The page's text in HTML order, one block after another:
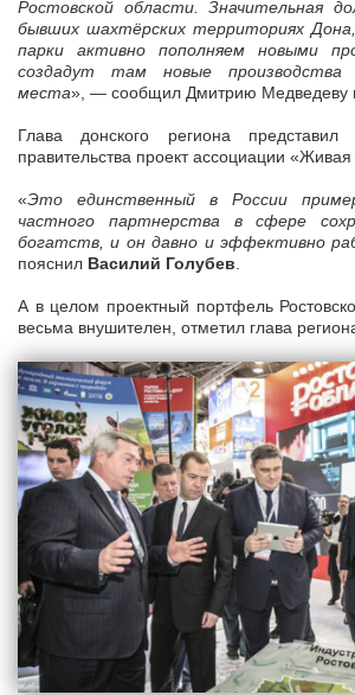
Ростовской области. Значительная
бывших шахтёрских территориях
парки активно пополняем новыми
создадут там новые
места», — сообщил Дмитрию Медведеву
Глава донского региона представил
правительства проект ассоциации
«Это единственный в России
частного партнерства в сфере
богатств, и он давно и эффективно
пояснил Василий Голубев.
А в целом проектный портфель
весьма внушителен, отметил глава